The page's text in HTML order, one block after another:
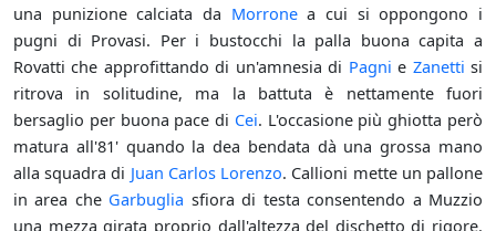
una punizione calciata da Morronea cui si oppongono i
pugni di Provasi. Per i bustocchi la palla buona capita a
Rovatti che approfittando di un'amnesia di Pagni e Zanetti si
ritrova in solitudine, ma la battuta è nettamente fuori
bersaglio per buona pace di Cei. L'occasione più ghiotta però
matura all'81' quando la dea bendata dà una grossa mano
alla squadra di Juan Carlos Lorenzo. Callioni mette un pallone
in area che Garbuglia sfiora di testa consentendo a Muzzio
una mezza girata proprio dall'altezza del dischetto di rigore.